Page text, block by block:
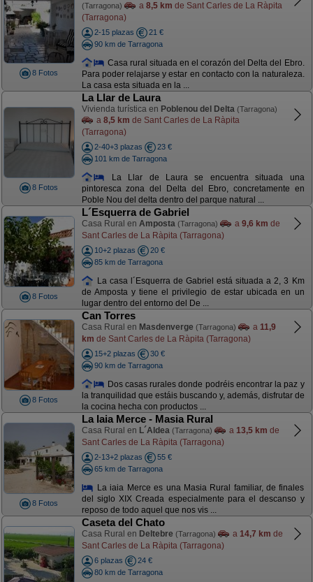
8 Fotos
(Tarragona) a 8,5 km de Sant Carles de La Ràpita
(Tarragona)
2-15 plazas
21 €
90 km de Tarragona
Casa rural situada en el corazón del Delta del Ebro.
Para poder relajarse y estar en contacto con la naturaleza.
La casa esta situada en la ...
8 Fotos
La Llar de Laura
Vivienda turística en Poblenou del Delta (Tarragona)
a 8,5 km de Sant Carles de La Ràpita
(Tarragona)
2-40+3 plazas
23 €
101 km de Tarragona
La Llar de Laura se encuentra situada una
pintoresca zona del Delta del Ebro, concretamente en
Poble Nou del delta dentro del parque natural ...
8 Fotos
L´Esquerra de Gabriel
Casa Rural en Amposta (Tarragona) a 9,6 km de
Sant Carles de La Ràpita (Tarragona)
10+2 plazas
20 €
85 km de Tarragona
La casa l´Esquerra de Gabriel está situada a 2, 3 Km
de Amposta y tiene el privilegio de estar ubicada en un
lugar dentro del entorno del De ...
8 Fotos
Can Torres
Casa Rural en Masdenverge (Tarragona) a 11,9
km de Sant Carles de La Ràpita (Tarragona)
15+2 plazas
30 €
90 km de Tarragona
Dos casas rurales donde podréis encontrar la paz y
la tranquilidad que estáis buscando y, además, disfrutar de
la cocina hecha con productos ...
8 Fotos
La Iaia Merce - Masia Rural
Casa Rural en L´Aldea (Tarragona) a 13,5 km de
Sant Carles de La Ràpita (Tarragona)
2-13+2 plazas
55 €
65 km de Tarragona
La iaia Merce es una Masia Rural familiar, de finales
del siglo XIX Creada especialmente para el descanso y
reposo de todo aquel que nos vis ...
Caseta del Chato
Casa Rural en Deltebre (Tarragona) a 14,7 km de
Sant Carles de La Ràpita (Tarragona)
6 plazas
24 €
80 km de Tarragona